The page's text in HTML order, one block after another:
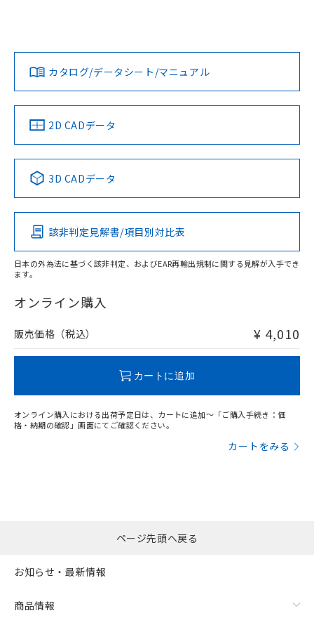
ダウンロードデータをご利用いただく前に、以下を必ずお読
みください。
ソフトウェアの使用条件
対応済み
中国 RoHS 注意事項・凡例
Pb Hg Cd Cr(VI)
O
在庫等で未対応品が混在する可能性があります。
問い合わせください。
カタログ/データシート/マニュアル
2D CADデータ
3D CADデータ
該非判定見解書/項目別対比表
日本の外為法に基づく該非判定、およびEAR再輸出規制に関する見解が入手でき
ます。
オンライン購入
販売価格（税込） ¥ 4,010
カートに追加
オンライン購入における出荷予定日は、カートに追加～「ご購入手続き：価
格・納期の確認」画面にてご確認ください。
カートをみる
ページ先頭へ戻る
お知らせ・最新情報
商品情報